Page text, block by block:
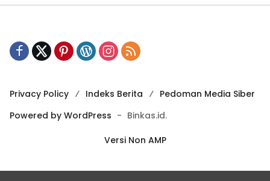
Privacy Policy Indeks Berita
Pedoman Media Siber
Powered by WordPress - Binkas.id.
Versi Non AMP